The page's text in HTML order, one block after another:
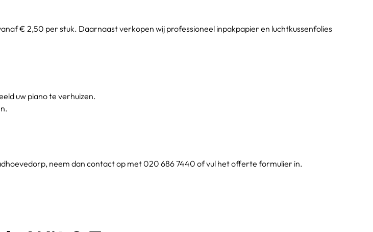
€ 2,50 per stuk. Daarnaast verkopen wij professioneel inpakpapier en luchtkussenfolies
uw piano te verhuizen.
neem dan contact op met 020 686 7440 of vul het offerte formulier in.